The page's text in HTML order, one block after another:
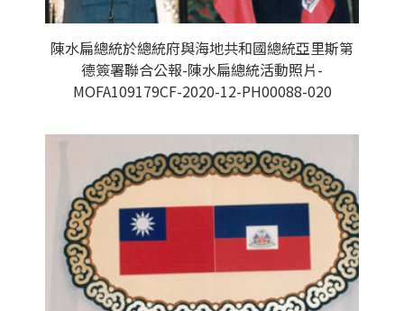
陳水扁總統於總統府與海地共和國總統亞里斯第
德簽署聯合公報-陳水扁總統活動照片-
MOFA109179CF-2020-12-PH00088-020